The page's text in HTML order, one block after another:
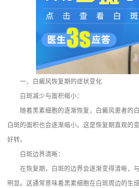
一、白癜风恢复期的症状变化
白斑减少与面积缩小：
随着黑素细胞的逐渐恢复，白癜风患者的白
白斑的面积也会逐渐缩小。这是恢复期直观的
好转。
白斑边界清晰：
在恢复期，白斑的边界会逐渐变得清晰，与
明显。这通常意味着黑素细胞在白斑周边的生